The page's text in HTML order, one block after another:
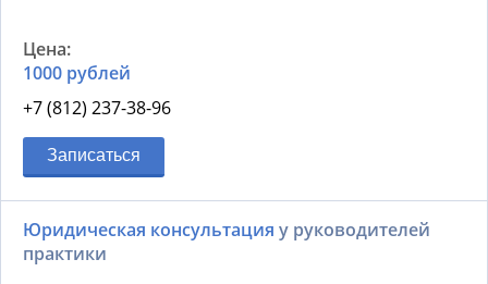
1000 рублей
+7 (812) 237-38-96
Записаться
Юридическая консультация у руководителей
практики